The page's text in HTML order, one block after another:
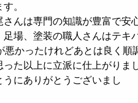
。
さんは専門の知識が豊富で安
場、塗装の職人さんはテキ
悪かったけれどあとは良く順
た以上に立派に仕上がりま
にありがとうございまし